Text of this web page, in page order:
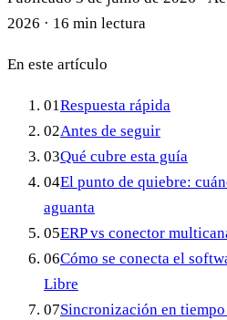
2026 · 16 min lectura
En este artículo
01Respuesta rápida
02Antes de seguir
03Qué cubre esta guía
04El punto de quiebre:
aguanta
05ERP vs conector
06Cómo se conecta el
Libre
07Sincronización en